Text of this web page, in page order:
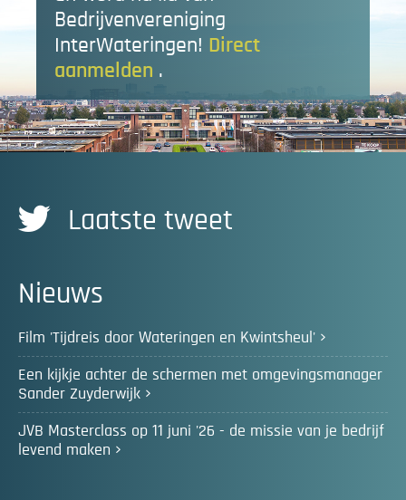
Bedrijvenvereniging
InterWateringen! Direct
aanmelden .
Laatste tweet
Nieuws
Film 'Tijdreis door Wateringen en Kwintsheul'
Een kijkje achter de schermen met omgevingsmanager
Sander Zuyderwijk
JVB Masterclass op 11 juni '26 - de missie van je bedrijf
levend maken